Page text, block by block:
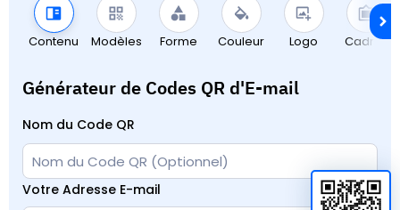
Contenu Modèles Forme Couleur Logo Cadres
Générateur de Codes QR d'E-mail
Nom du Code QR
Votre Adresse E-mail